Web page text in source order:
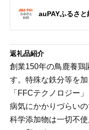
auPAYふるさと
返礼品紹介
創業150年の鳥鹿養鶏
す。特殊な鉄分等を
「FFCテクノロジー
病気にかかりづらい
科学添加物は一切不